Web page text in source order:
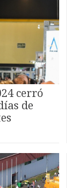
cerró
de